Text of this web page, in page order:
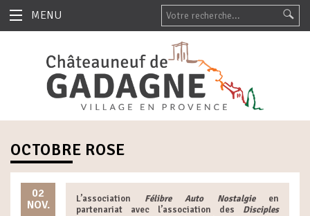
MENU
OCTOBRE ROSE
02
NOV.
L’association Félibre Auto Nostalgieen
partenariat avec l’association des Disciples